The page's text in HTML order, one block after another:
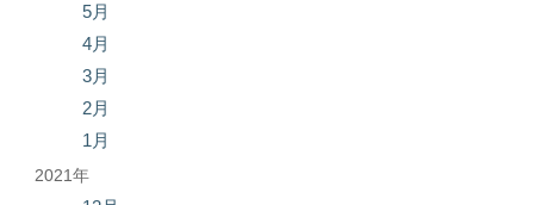
5月
4月
3月
2月
1月
2021年